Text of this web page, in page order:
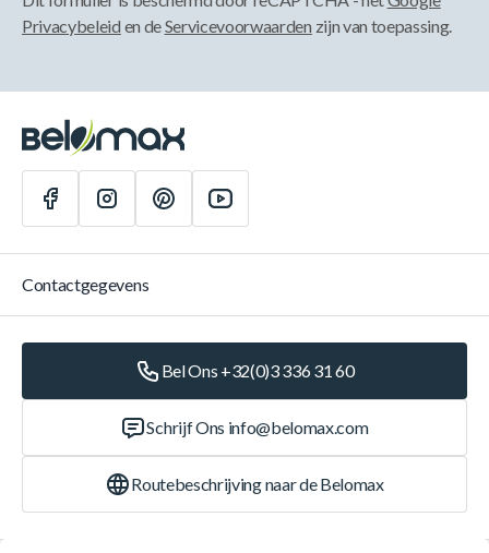
Privacybeleid en deServicevoorwaarden zijn van toepassing.
Contactgegevens
Bel Ons +32(0)3 336 31 60
Schrijf Ons info@belomax.com
Routebeschrijving naar de Belomax